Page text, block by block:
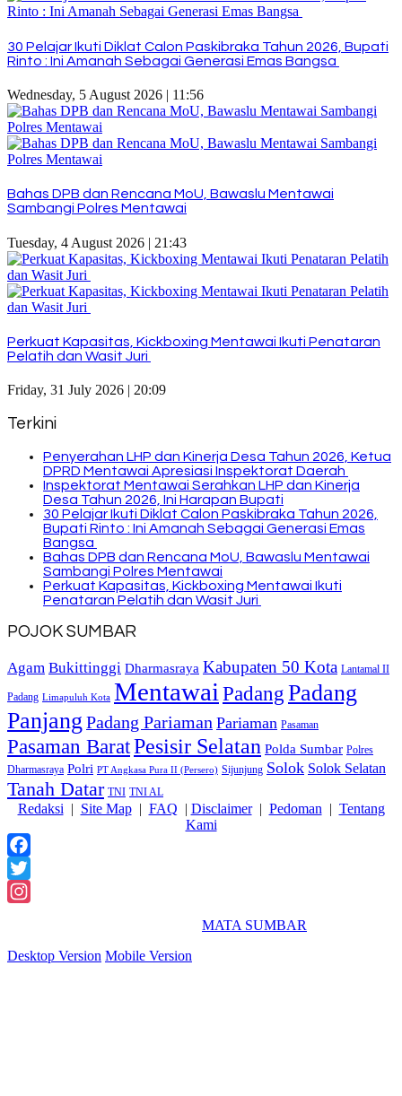
30 Pelajar Ikuti Diklat Calon Paskibraka Tahun 2026, Bupati
Rinto : Ini Amanah Sebagai Generasi Emas Bangsa
Wednesday, 5 August 2026 | 11:56
Bahas DPB dan Rencana MoU, Bawaslu Mentawai
Sambangi Polres Mentawai
Tuesday, 4 August 2026 | 21:43
Perkuat Kapasitas, Kickboxing Mentawai Ikuti Penataran
Pelatih dan Wasit Juri
Friday, 31 July 2026 | 20:09
Terkini
Penyerahan LHP dan Kinerja Desa Tahun 2026, Ketua
DPRD Mentawai Apresiasi Inspektorat Daerah
Inspektorat Mentawai Serahkan LHP dan Kinerja
Desa Tahun 2026, Ini Harapan Bupati
30 Pelajar Ikuti Diklat Calon Paskibraka Tahun 2026,
Bupati Rinto : Ini Amanah Sebagai Generasi Emas
Bangsa
Bahas DPB dan Rencana MoU, Bawaslu Mentawai
Sambangi Polres Mentawai
Perkuat Kapasitas, Kickboxing Mentawai Ikuti
Penataran Pelatih dan Wasit Juri
POJOK SUMBAR
Agam Bukittinggi Dharmasraya Kabupaten 50 Kota Lantamal II
Padang Limapuluh Kota Mentawai PadangPadang
Panjang Padang Pariaman Pariaman Pasaman
Pasaman BaratPesisir Selatan Polda Sumbar Polres
Dharmasraya Polri PT Angkasa Pura II (Persero) Sijunjung Solok Solok Selatan
Tanah Datar TNI TNI AL
Redaksi | Site Map| FAQ | Disclaimer| Pedoman | Tentang
Kami
Facebook
Twitter
MATA SUMBAR
Desktop Version Mobile Version